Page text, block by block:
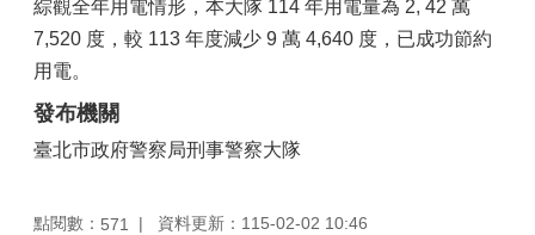
綜觀全年用電情形，本大隊 114 年用電量為 2, 42 萬
7,520 度，較 113 年度減少 9 萬 4,640 度，已成功節約
用電。
發布機關
臺北市政府警察局刑事警察大隊
點閱數： 571
資料更新：115-02-02 10:46